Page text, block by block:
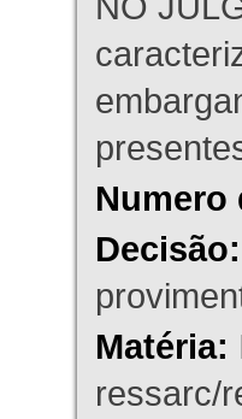
Numero
Decisão:
Matéria:
ressarc/